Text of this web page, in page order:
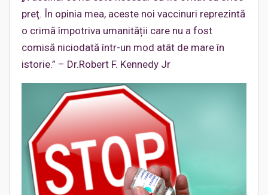
preţ. În opinia mea, aceste noi vaccinuri reprezintă
o crimă împotriva umanității care nu a fost
comisă niciodată într-un mod atât de mare în
istorie.” – Dr.Robert F. Kennedy Jr